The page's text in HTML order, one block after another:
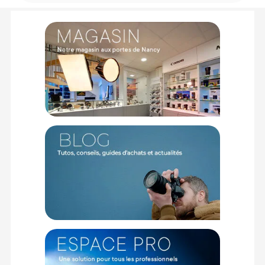
dégainer et de shooter en une fraction de seconde. Doté
d'une bandoulière amovible en cuir PU et d'une poche
interne discrète pour carte SD, il s'utilise aussi bien en
housse autonome élégante qu'en module d'insertion
protecteur au sein de votre sac à dos de transport.
Caractéristiques du sac en cuir SmallRig 5986 :
Marque : SmallRig
Modèle : Sac de rangement en cuir pour FUJIFILM X-E5 /
X100VI (Marron) 5986
Compatibilité boîtier : FUJIFILM X-E5 avec objectif XF 23mm
Compatibilité additionnelle : Parfaitement compatible avec le
demi-étui en cuir SmallRig installé sur l'appareil
Type de fermeture : Magnétique à accès ultra-rapide
Rangement interne : Poche discrète dédiée pour carte SD ou
chiffon de nettoyage
Matériaux : Cuir véritable, microfibre, cuir PU, alliage de zinc
Dimensions : 153 x 63 x 102 mm
Poids : 204,7 +/- 5 grammes